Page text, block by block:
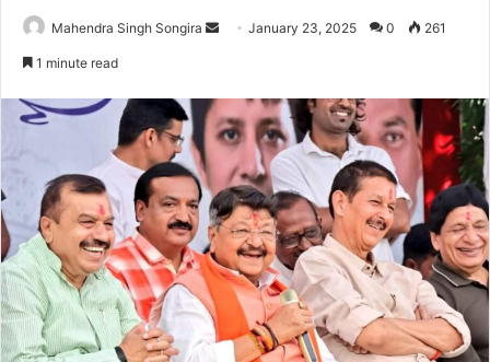
Mahendra Singh Songira
Send January 23, 2025 0 261
1 minute read